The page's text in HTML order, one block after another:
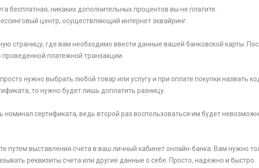
бесплатная, никаких дополнительных процентов вы не платите.
центр, осуществляющий интернет эквайринг.
страницу, где вам необходимо ввести данные вашей банковской карты.
платежной транзакции.
нужно выбрать любой товар или услугу и при оплате покупки назвать
то нужно будет лишь доплатить разницу.
номинал сертификата, ведь второй раз воспользоваться им будет
путем выставления счета в ваш личный кабинет онлайн-банка. Вам нужно
реквизиты счета или другие данные о себе. Просто, надежно и быстро.